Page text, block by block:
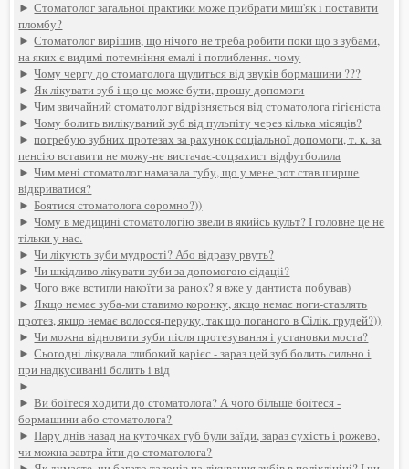
►Стоматолог загальної практики може прибрати миш'як і поставити
пломбу?
►Стоматолог вирішив, що нічого не треба робити поки що з зубами,
на яких є видимі потемніння емалі і поглиблення. чому
►Чому чергу до стоматолога щулиться від звуків бормашини ???
►Як лікувати зуб і що це може бути, прошу допомоги
►Чим звичайний стоматолог відрізняється від стоматолога гігієніста
►Чому болить вилікуваний зуб від пульпіту через кілька місяців?
►потребую зубних протезах за рахунок соціальної допомоги, т. к. за
пенсію вставити не можу-не вистачає-соцзахист відфутболила
►Чим мені стоматолог намазала губу, що у мене рот став ширше
відкриватися?
►Боятися стоматолога соромно?))
►Чому в медицині стоматологію звели в якийсь культ? І головне це не
тільки у нас.
►Чи лікують зуби мудрості? Або відразу рвуть?
►Чи шкідливо лікувати зуби за допомогою сідаціі?
►Чого вже встигли накоїти за ранок? я вже у дантиста побував)
►Якщо немає зуба-ми ставимо коронку, якщо немає ноги-ставлять
протез, якщо немає волосся-перуку, так що поганого в Сілік. грудей?))
►Чи можна відновити зуби після протезування і установки моста?
►Сьогодні лікувала глибокий карієс - зараз цей зуб болить сильно і
при надкусиваніі болить і від
►
►Ви боїтеся ходити до стоматолога? А чого більше боїтеся -
бормашини або стоматолога?
►Пару днів назад на куточках губ були заїди, зараз сухість і рожево,
чи можна завтра йти до стоматолога?